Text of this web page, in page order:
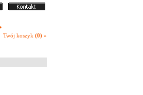
Twój koszyk (0) »